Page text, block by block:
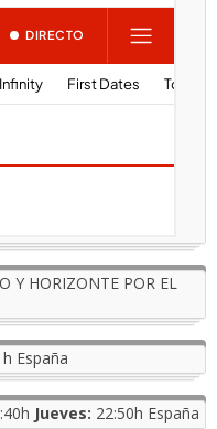
Y HORIZONTE POR EL
España
Jueves: 22:50h España